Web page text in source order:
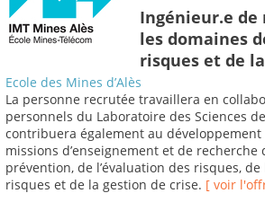
Ingénieur.e de
les domaines
risques et de
Ecole des Mines d’Alès
La personne recrutée travaillera en
personnels du Laboratoire des Sciences
contribuera également au
missions d’enseignement et de
prévention, de l’évaluation des risques,
risques et de la gestion de crise. [ voir